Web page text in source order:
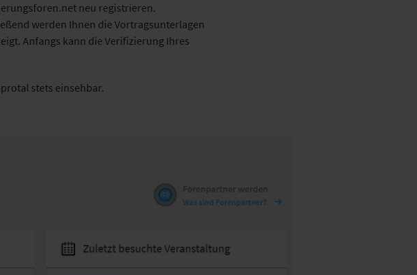
neu registrieren.
werden Ihnen die Vortragsunterlagen
Anfangs kann die Verifizierung Ihres
stets einsehbar.